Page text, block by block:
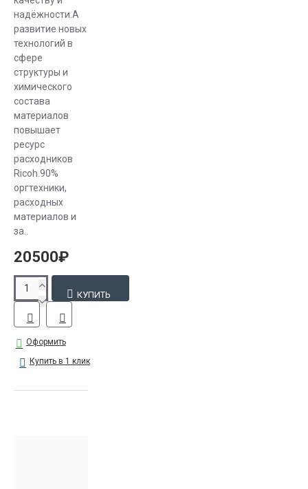
надёжности.А
развитие новых
технологий в
сфере
структуры и
химического
состава
материалов
повышает
ресурc
расходников
Ricoh.90%
оргтехники,
расходных
материалов и
за..
20500₽
КУПИТЬ
Оформить
Купить в 1 клик